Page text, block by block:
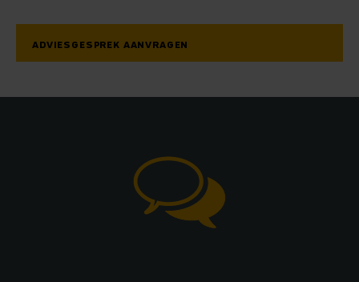
ADVIESGESPREK AANVRAGEN